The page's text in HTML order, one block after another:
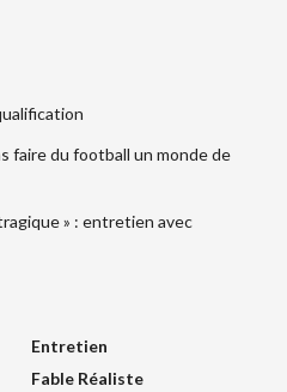
faire du football un monde de
» : entretien avec
Entretien
Fable Réaliste